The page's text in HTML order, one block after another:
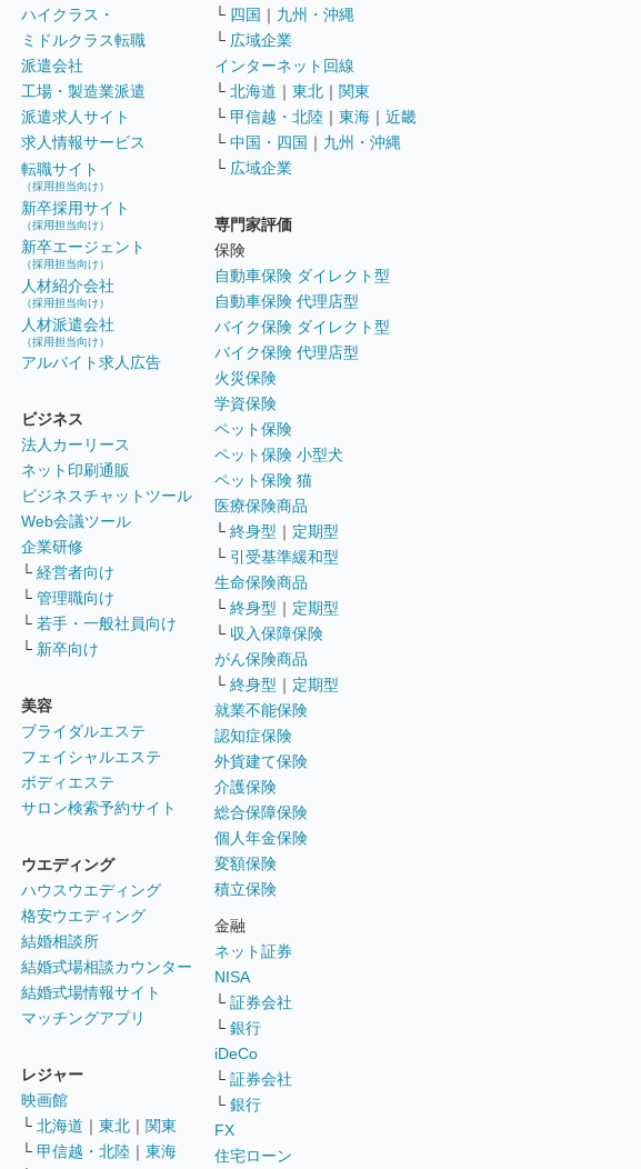
ハイクラス・
ミドルクラス転職
派遣会社
工場・製造業派遣
派遣求人サイト
求人情報サービス
転職サイト
（採用担当向け）
新卒採用サイト
（採用担当向け）
新卒エージェント
（採用担当向け）
人材紹介会社
（採用担当向け）
人材派遣会社
（採用担当向け）
アルバイト求人広告
ビジネス
法人カーリース
ネット印刷通販
ビジネスチャットツール
Web会議ツール
企業研修
└ 経営者向け
└ 管理職向け
└ 若手・一般社員向け
└ 新卒向け
美容
ブライダルエステ
フェイシャルエステ
ボディエステ
サロン検索予約サイト
ウエディング
ハウスウエディング
格安ウエディング
結婚相談所
結婚式場相談カウンター
結婚式場情報サイト
マッチングアプリ
レジャー
映画館
└ 北海道 ｜ 東北 ｜ 関東
└ 甲信越・北陸 ｜ 東海
└ 四国 ｜ 九州・沖縄
└ 広域企業
インターネット回線
└ 北海道 ｜ 東北 ｜ 関東
└ 甲信越・北陸 ｜ 東海 ｜ 近畿
└ 中国・四国 ｜ 九州・沖縄
└ 広域企業
専門家評価
保険
自動車保険 ダイレクト型
自動車保険 代理店型
バイク保険 ダイレクト型
バイク保険 代理店型
火災保険
学資保険
ペット保険
ペット保険 小型犬
ペット保険 猫
医療保険商品
└ 終身型 ｜ 定期型
└ 引受基準緩和型
生命保険商品
└ 終身型 ｜ 定期型
└ 収入保障保険
がん保険商品
└ 終身型 ｜ 定期型
就業不能保険
認知症保険
外貨建て保険
介護保険
総合保障保険
個人年金保険
変額保険
積立保険
金融
ネット証券
NISA
└ 証券会社
└ 銀行
iDeCo
└ 証券会社
└ 銀行
FX
住宅ローン